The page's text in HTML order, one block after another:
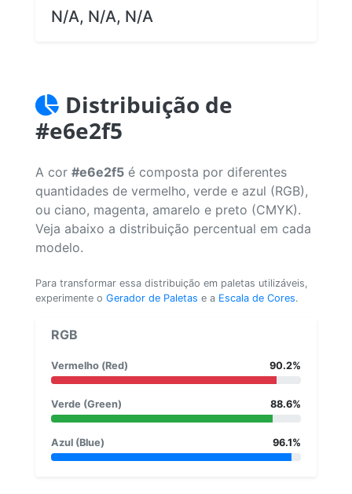
N/A, N/A, N/A
Distribuição de
#e6e2f5
A cor #e6e2f5 é composta por diferentes
quantidades de vermelho, verde e azul (RGB),
ou ciano, magenta, amarelo e preto (CMYK).
Veja abaixo a distribuição percentual em cada
modelo.
Para transformar essa distribuição em paletas utilizáveis,
experimente o Gerador de Paletas e a Escala de Cores.
RGB
Vermelho (Red) 90.2%
Verde (Green) 88.6%
Azul (Blue) 96.1%